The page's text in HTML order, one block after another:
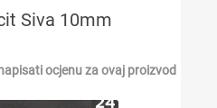
Siva 10mm
ocjenu za ovaj proizvod